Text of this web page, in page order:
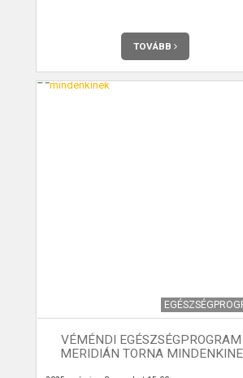
TOVÁBB
VÉMÉNDI
MERIDIÁN TORNA